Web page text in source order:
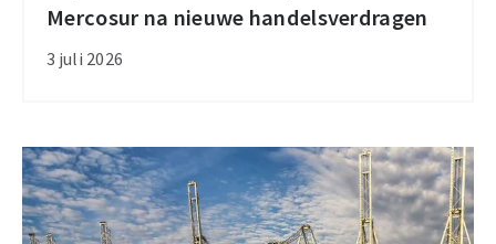
Mercosur na nieuwe handelsverdragen
3 juli 2026
richten
blik
en
Mercosur
na
nieuwe